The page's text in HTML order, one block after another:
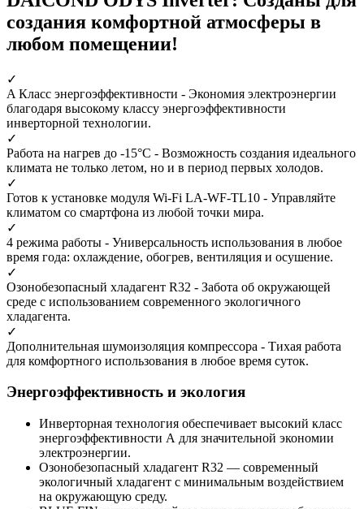
создания комфортной атмосферы в
любом помещении!
✓
A Класс энергоэффективности - Экономия электроэнергии
благодаря высокому классу энергоэффективности
инверторной технологии.
✓
Работа на нагрев до -15°С - Возможность создания идеального
климата не только летом, но и в период первых холодов.
✓
Готов к установке модуля Wi-Fi LA-WF-TL10 - Управляйте
климатом со смартфона из любой точки мира.
✓
4 режима работы - Универсальность использования в любое
время года: охлаждение, обогрев, вентиляция и осушение.
✓
Озонобезопасный хладагент R32 - Забота об окружающей
среде с использованием современного экологичного
хладагента.
✓
Дополнительная шумоизоляция компрессора - Тихая работа
для комфортного использования в любое время суток.
Энергоэффективность и экология
Инверторная технология обеспечивает высокий класс
энергоэффективности А для значительной экономии
электроэнергии.
Озонобезопасный хладагент R32 — современный
экологичный хладагент с минимальным воздействием
на окружающую среду.